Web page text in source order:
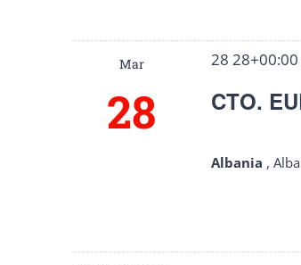
Mar
28 CTO.
28
Albania ,